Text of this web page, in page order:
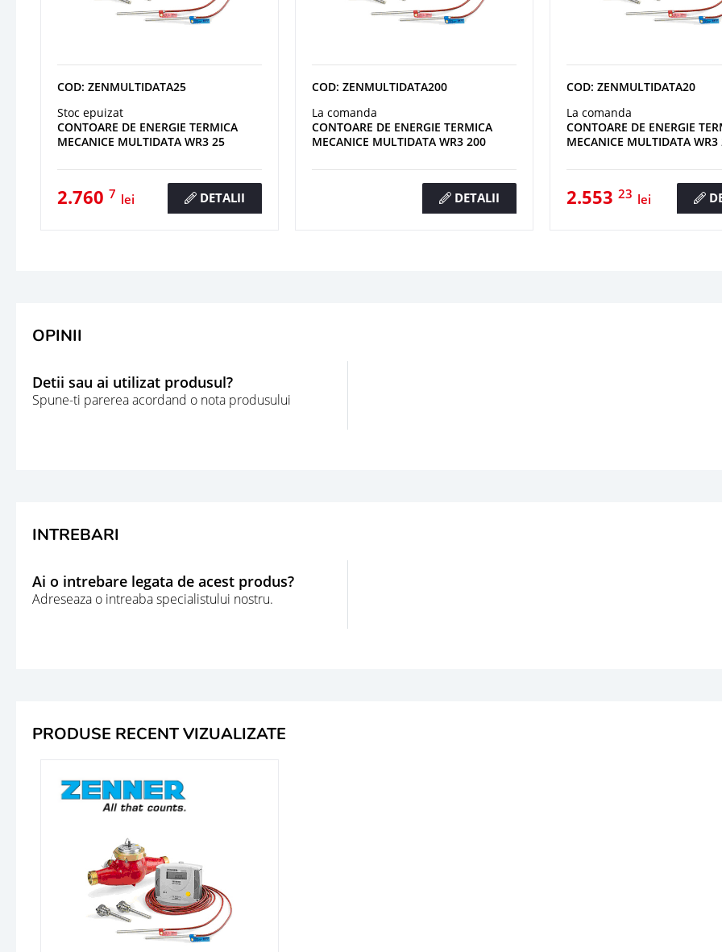
COD: ZENMULTIDATA25
Stoc epuizat
CONTOARE DE ENERGIE TERMICA
MECANICE MULTIDATA WR3 25
2.760 7 lei DETALII
COD: ZENMULTIDATA200
La comanda
CONTOARE DE ENERGIE TERMICA
MECANICE MULTIDATA WR3 200
DETALII
COD: ZENMULTIDATA20
La comanda
CONTOARE DE ENERGIE
MECANICE MULTIDATA WR3
2.553 23 lei
OPINII
Detii sau ai utilizat produsul?
Spune-ti parerea acordand o nota produsului
INTREBARI
Ai o intrebare legata de acest produs?
Adreseaza o intreaba specialistului nostru.
PRODUSE RECENT VIZUALIZATE